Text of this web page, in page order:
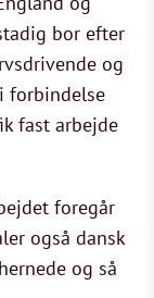
bor efter
og
forbindelse
fast arbejde
foregår
også dansk
og så